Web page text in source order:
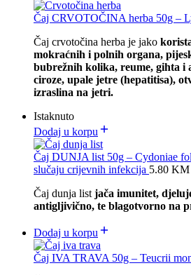
Čaj CRVOTOČINA herba 50g –
Čaj crvotočina herba je jako
mokraćnih i polnih organa,
bubrežnih kolika, reume, gihta i
ciroze, upale jetre (hepatitisa),
izraslina na jetri.
Istaknuto
Dodaj u korpu
Čaj DUNJA list 50g – Cydoniae
slučaju crijevnih infekcija 5.80 KM
Čaj dunja listjača imunitet,
antigljivično, te blagotvorno na
Dodaj u korpu
Čaj IVA TRAVA 50g – Teucrii